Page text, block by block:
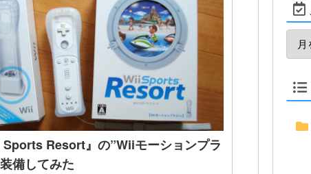
Sports Resort』の”Wiiモーションプラ
備してみた